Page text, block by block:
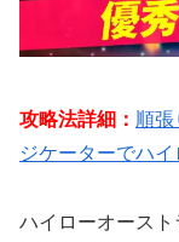
攻略法詳細： 順
ジケーターでハ
ハイローオース